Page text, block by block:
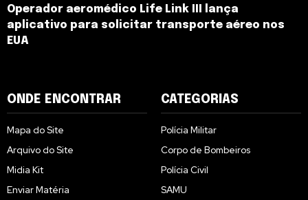
Operador aeromédico Life Link III lança
aplicativo para solicitar transporte aéreo nos
EUA
ONDE ENCONTRAR
Mapa do Site
Arquivo do Site
Midia Kit
Enviar Matéria
CATEGORIAS
Polícia Militar
Corpo de Bombeiros
Polícia Civil
SAMU